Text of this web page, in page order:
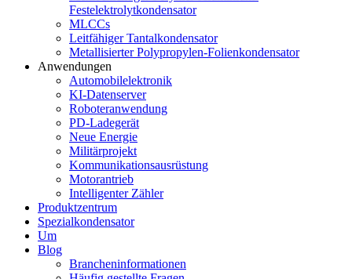
Festelektrolytkondensator
MLCCs
Leitfähiger Tantalkondensator
Metallisierter Polypropylen-Folienkondensator
Anwendungen
Automobilelektronik
KI-Datenserver
Roboteranwendung
PD-Ladegerät
Neue Energie
Militärprojekt
Kommunikationsausrüstung
Motorantrieb
Intelligenter Zähler
Produktzentrum
Spezialkondensator
Um
Blog
Brancheninformationen